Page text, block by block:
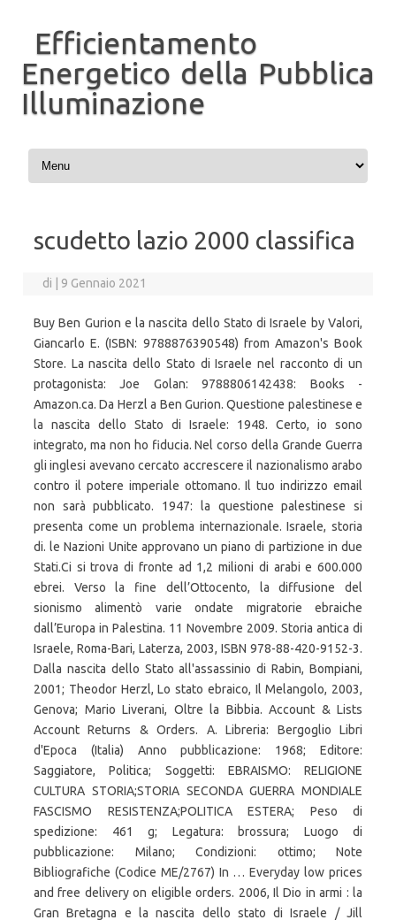
Efficientamento
Energetico della Pubblica
Illuminazione
Vai al contenuto
scudetto lazio 2000 classifica
di 9 Gennaio 2021
Buy Ben Gurion e la nascita dello Stato di Israele by Valori,
Giancarlo E. (ISBN: 9788876390548) from Amazon's Book
Store. La nascita dello Stato di Israele nel racconto di un
protagonista: Joe Golan: 9788806142438: Books -
Amazon.ca. Da Herzl a Ben Gurion. Questione palestinese e
la nascita dello Stato di Israele: 1948. Certo, io sono
integrato, ma non ho fiducia. Nel corso della Grande Guerra
gli inglesi avevano cercato accrescere il nazionalismo arabo
contro il potere imperiale ottomano. Il tuo indirizzo email
non sarà pubblicato. 1947: la questione palestinese si
presenta come un problema internazionale. Israele, storia
di. le Nazioni Unite approvano un piano di partizione in due
Stati.Ci si trova di fronte ad 1,2 milioni di arabi e 600.000
ebrei. Verso la fine dell’Ottocento, la diffusione del
sionismo alimentò varie ondate migratorie ebraiche
dall’Europa in Palestina. 11 Novembre 2009. Storia antica di
Israele, Roma-Bari, Laterza, 2003, ISBN 978-88-420-9152-3.
Dalla nascita dello Stato all'assassinio di Rabin, Bompiani,
2001; Theodor Herzl, Lo stato ebraico, Il Melangolo, 2003,
Genova; Mario Liverani, Oltre la Bibbia. Account & Lists
Account Returns & Orders. A. Libreria: Bergoglio Libri
d'Epoca (Italia) Anno pubblicazione: 1968; Editore:
Saggiatore, Politica; Soggetti: EBRAISMO: RELIGIONE
CULTURA STORIA;STORIA SECONDA GUERRA MONDIALE
FASCISMO RESISTENZA;POLITICA ESTERA; Peso di
spedizione: 461 g; Legatura: brossura; Luogo di
pubblicazione: Milano; Condizioni: ottimo; Note
Bibliografiche (Codice ME/2767) In … Everyday low prices
and free delivery on eligible orders. 2006, Il Dio in armi : la
Gran Bretagna e la nascita dello stato di Israele / Jill